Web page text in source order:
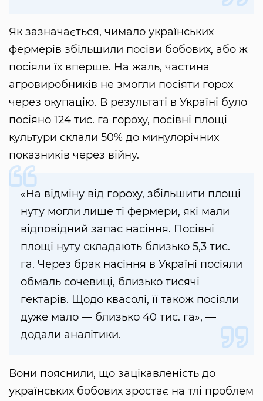
Як зазначається, чимало українських
фермерів збільшили посіви бобових, або ж
посіяли їх вперше. На жаль, частина
агровиробників не змогли посіяти горох
через окупацію. В результаті в Україні було
посіяно 124 тис. га гороху, посівні площі
культури склали 50% до минулорічних
показників через війну.
«На відміну від гороху, збільшити площі
нуту могли лише ті фермери, які мали
відповідний запас насіння. Посівні
площі нуту складають близько 5,3 тис.
га. Через брак насіння в Україні посіяли
обмаль сочевиці, близько тисячі
гектарів. Щодо квасолі, її також посіяли
дуже мало — близько 40 тис. га», —
додали аналітики.
Вони пояснили, що зацікавленість до
українських бобових зростає на тлі проблем